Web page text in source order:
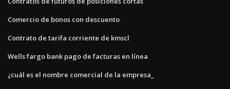
Comercio de bonos con descuento
Contrato de tarifa corriente de kmscl
Wells fargo bank pago de facturas en línea
¿cuál es el nombre comercial de la empresa_